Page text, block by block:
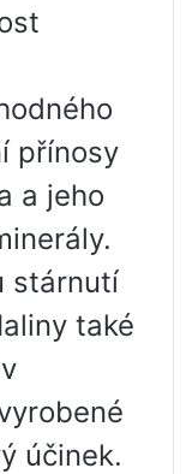
přínosy
a jeho
stárnutí
také
účinek.